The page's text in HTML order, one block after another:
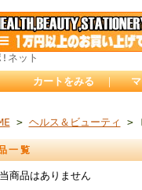
ネット
カートをみる ｜
> ヘルス＆ビューティ >
一覧
商品はありません